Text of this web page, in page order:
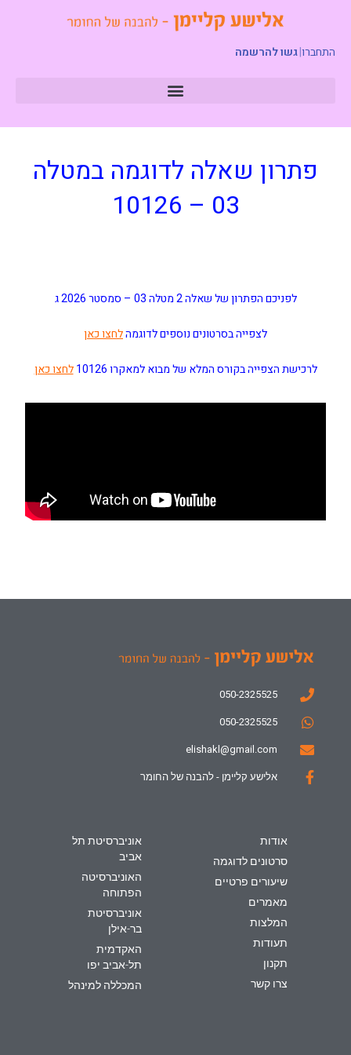
התחברו|גשו להרשמה
פתרון שאלה לדוגמה במטלה
03 – 10126
לפניכם הפתרון של שאלה 2 מטלה 03 – סמסטר 2026 ג
לצפייה בסרטונים נוספים לדוגמהלחצו כאן
לרכישת הצפייה בקורס המלא של מבוא למאקרו 10126 לחצו כאן
050-2325525
050-2325525
elishakl@gmail.com
אלישע קליימן - להבנה של החומר
אודות
סרטונים לדוגמה
שיעורים פרטיים
מאמרים
המלצות
תעודות
תקנון
צרו קשר
אוניברסיטת תל
אביב
האוניברסיטה
הפתוחה
אוניברסיטת
בר-אילן
האקדמית
תל-אביב יפו
המכללה למינהל